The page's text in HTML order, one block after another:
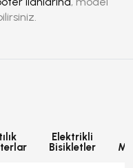
Elektrikli
Bisikletler